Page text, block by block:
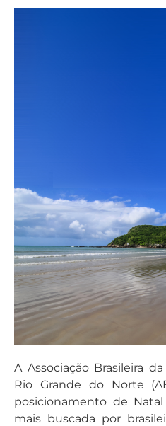
A Associação Brasileira
Rio Grande do Norte
posicionamento de
mais buscada por